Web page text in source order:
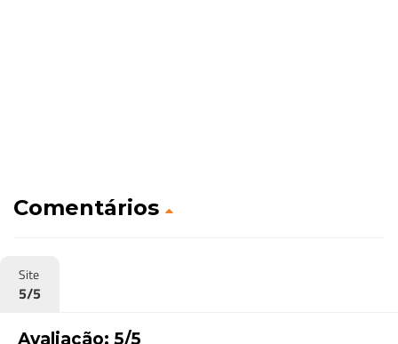
Comentários
Site
5/5
Avaliação: 5/5